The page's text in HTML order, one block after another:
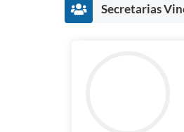
Secretarias